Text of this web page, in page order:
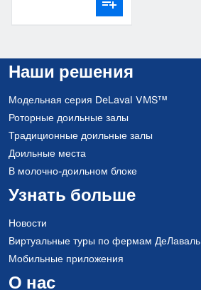
Наши решения
Модельная серия DeLaval VMS™
Роторные доильные залы
Традиционные доильные залы
Доильные места
В молочно-доильном блоке
Узнать больше
Новости
Виртуальные туры по фермам ДеЛаваль
Мобильные приложения
О нас